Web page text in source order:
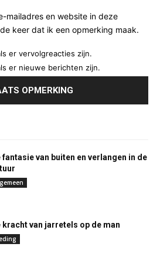
mailadres en website in deze
keer dat ik een opmerking maak.
er vervolgreacties zijn.
er nieuwe berichten zijn.
fantasie van buiten en verlangen in de
kracht van jarretels op de man